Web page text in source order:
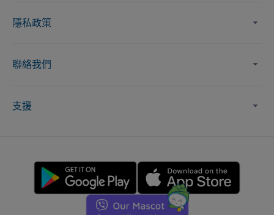
隱私政策
聯絡我們
支援